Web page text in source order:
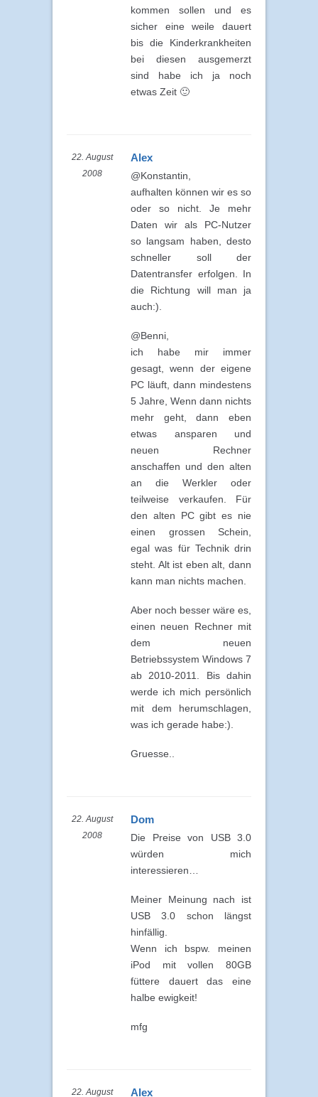
kommen sollen und es
sicher eine weile dauert
bis die Kinderkrankheiten
bei diesen ausgemerzt
sind habe ich ja noch
etwas Zeit 🙂
22. August
2008
Alex
@Konstantin,
aufhalten können wir es so
oder so nicht. Je mehr
Daten wir als PC-Nutzer
so langsam haben, desto
schneller soll der
Datentransfer erfolgen. In
die Richtung will man ja
auch:).
@Benni,
ich habe mir immer
gesagt, wenn der eigene
PC läuft, dann mindestens
5 Jahre, Wenn dann nichts
mehr geht, dann eben
etwas ansparen und
neuen Rechner
anschaffen und den alten
an die Werkler oder
teilweise verkaufen. Für
den alten PC gibt es nie
einen grossen Schein,
egal was für Technik drin
steht. Alt ist eben alt, dann
kann man nichts machen.
Aber noch besser wäre es,
einen neuen Rechner mit
dem neuen
Betriebssystem Windows 7
ab 2010-2011. Bis dahin
werde ich mich persönlich
mit dem herumschlagen,
was ich gerade habe:).
Gruesse..
22. August
2008
Dom
Die Preise von USB 3.0
würden mich
interessieren…
Meiner Meinung nach ist
USB 3.0 schon längst
hinfällig.
Wenn ich bspw. meinen
iPod mit vollen 80GB
füttere dauert das eine
halbe ewigkeit!
mfg
22. August Alex